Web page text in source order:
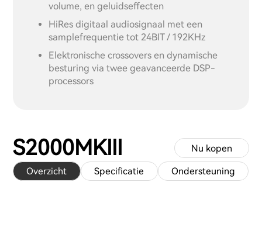
volume, en geluidseffecten
HiRes digitaal audiosignaal met een
samplefrequentie tot 24BIT / 192KHz
Elektronische crossovers en dynamische
besturing via twee geavanceerde DSP-
processors
S2000MKIII
Overzicht Specificatie Ondersteuning
Nu kopen